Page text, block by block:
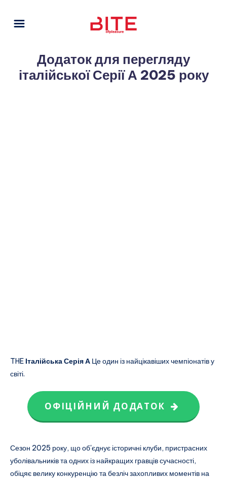
Додаток для перегляду
італійської Серії А 2025 року
THE Італійська Серія А Це один із найцікавіших чемпіонатів у
світі.
ОФІЦІЙНИЙ ДОДАТОК
Сезон 2025 року, що об'єднує історичні клуби, пристрасних
уболівальників та одних із найкращих гравців сучасності,
обіцяє велику конкуренцію та безліч захопливих моментів на